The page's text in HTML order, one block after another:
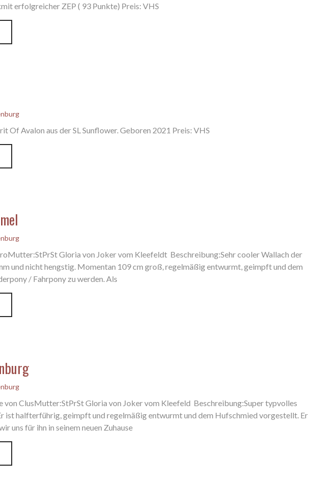
erfolgreicher ZEP ( 93 Punkte) Preis: VHS
Of Avalon aus der SL Sunflower. Geboren 2021 Preis: VHS
Gloria von Joker vom Kleefeldt Beschreibung:Sehr cooler Wallach der
und nicht hengstig. Momentan 109 cm groß, regelmäßig entwurmt, geimpft und dem
/ Fahrpony zu werden. Als
ClusMutter:StPrSt Gloria von Joker vom Kleefeld Beschreibung:Super typvolles
ist halfterführig, geimpft und regelmäßig entwurmt und dem Hufschmied vorgestellt. Er
uns für ihn in seinem neuen Zuhause